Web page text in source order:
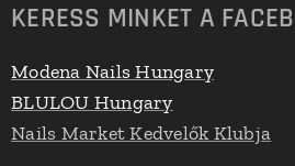
KERESS MINKET A
Modena Nails Hungary
BLULOU Hungary
Nails Market Kedvelők Klubja